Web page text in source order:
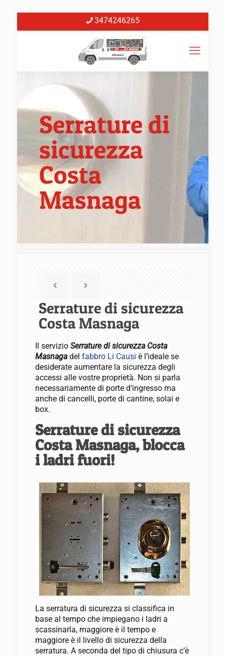
3474246265
Serrature di
sicurezza
Costa
Masnaga
Serrature di sicurezza
Costa Masnaga
Il servizio Serrature di sicurezza Costa
Masnagadel fabbro Li Causi è l’ideale se
desiderate aumentare la sicurezza degli
accessi alle vostre proprietà. Non si parla
necessariamente di porte d’ingresso ma
anche di cancelli, porte di cantine, solai e
box.
Serrature di sicurezza
Costa Masnaga, blocca
i ladri fuori!
La serratura di sicurezza si classifica in
base al tempo che impiegano i ladri a
scassinarla, maggiore è il tempo e
maggiore è il livello di sicurezza della
serratura. A seconda del tipo di chiusura c’è